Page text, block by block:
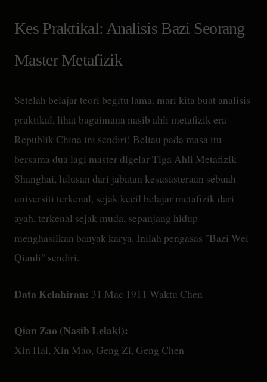
Kes Praktikal: Analisis Bazi Seorang
Master Metafizik
Setelah belajar teori begitu lama, mari kita buat analisis
praktikal, lihat bagaimana nasib ahli metafizik era
Republik China ini sendiri! Beliau pada masa itu
bersama dua lagi master digelar Tiga Ahli Metafizik
Shanghai, lulusan dari jabatan kesusasteraan sebuah
universiti terkenal, sejak kecil belajar metafizik dari
ayah, terkenal sejak muda, sepanjang hidup
menghasilkan banyak karya. Inilah pengasas "Bazi Wei
Qianli" sendiri.
Data Kelahiran: 31 Mac 1911 Waktu Chen
Qian Zao (Nasib Lelaki):
Xin Hai, Xin Mao, Geng Zi, Geng Chen